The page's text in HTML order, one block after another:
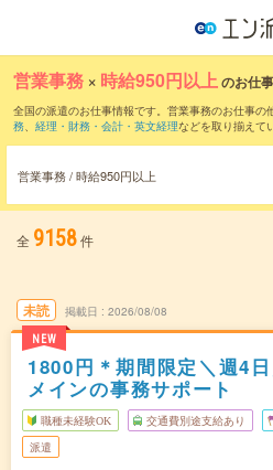
営業事務 × 時給950円以上のお仕
全国の派遣のお仕事情報です。営業事務のお仕事の他
務、 経理・財務・会計・英文経理などを取り揃えて
営業事務 / 時給950円以上
全 9158件
未読
NEW
掲載日 2026/08/08
1800円＊期間限定＼週4
メインの事務サポート
職種未経験OK 交通費別途支給あり
派遣